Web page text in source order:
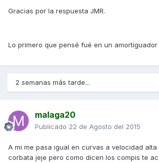
Gracias por la respuesta JMR.
Lo primero que pensé fué en un
2 semanas más tarde...
malaga20
Publicado 22 de Agosto del 2015
A mi me pasa igual en curvas a velocidad
corbata jeje pero como dicen los compis te